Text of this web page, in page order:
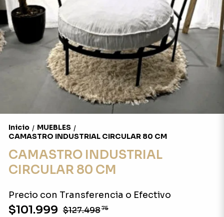
Inicio / MUEBLES /
CAMASTRO INDUSTRIAL CIRCULAR 80 CM
CAMASTRO INDUSTRIAL
CIRCULAR 80 CM
Precio con Transferencia o Efectivo
$101.999 $127.49875